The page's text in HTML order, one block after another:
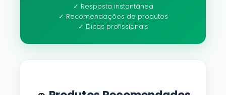
✓ Resposta instantânea
✓ Recomendações de produtos
✓ Dicas profissionais